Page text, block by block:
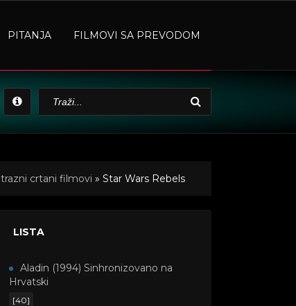
PITANJA FILMOVI SA PREVODOM
crtani filmovi » Star Wars Rebels
LISTA
Aladin (1994) Sinhronizovano na
Hrvatski
[40]